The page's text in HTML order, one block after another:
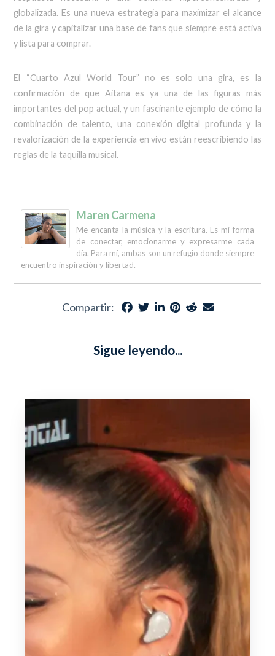
globalizada. Es una nueva estrategia para maximizar el alcance
de la gira y capitalizar una base de fans que siempre está activa
y lista para comprar.
El “Cuarto Azul World Tour” no es solo una gira, es la
confirmación de que Aitana es ya una de las figuras más
importantes del pop actual, y un fascinante ejemplo de cómo la
combinación de talento, una conexión digital profunda y la
revalorización de la experiencia en vivo están reescribiendo las
reglas de la taquilla musical.
Maren Carmena
Me encanta la música y la escritura. Es mi forma
de conectar, emocionarme y expresarme cada
día. Para mí, ambas son un refugio donde siempre
encuentro inspiración y libertad.
Compartir:
Sigue leyendo...